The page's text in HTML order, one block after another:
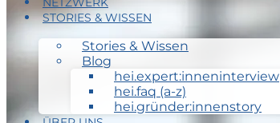
STORIES & WISSEN
Stories & Wissen
Blog
hei.expert:inneninterview
hei.faq (a-z)
hei.gründer:innenstory